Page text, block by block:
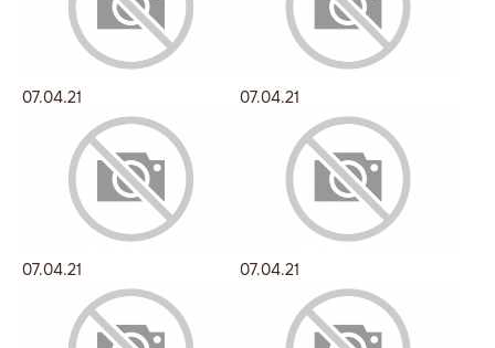
07.04.21 07.04.21
07.04.21 07.04.21